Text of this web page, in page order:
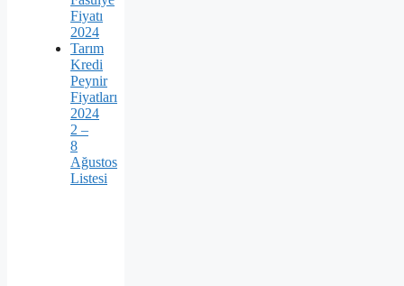
Fiyatı
2024
Tarım
Kredi
Peynir
Fiyatları
2024
2 –
8
Ağustos
Listesi